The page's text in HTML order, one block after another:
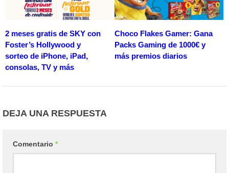
2 meses gratis de SKY con
Foster’s Hollywood y
sorteo de iPhone, iPad,
consolas, TV y más
Choco Flakes Gamer: Gana
Packs Gaming de 1000€ y
más premios diarios
DEJA UNA RESPUESTA
Comentario *